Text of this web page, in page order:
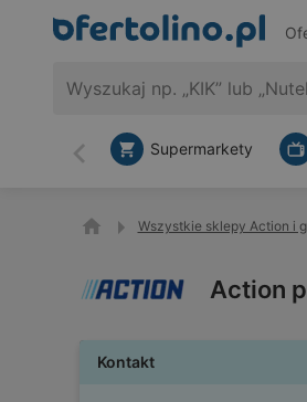
Wstecz
Supermarkety
Wszystkie sklepy Action i
Action
Kontakt